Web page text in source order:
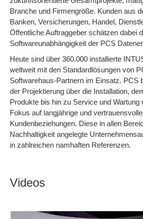
Branche und Firmengröße. Kunden aus
Banken, Versicherungen, Handel,
Öffentliche Auftraggeber schätzen dabei
Softwareunabhängigkeit der PCS
Heute sind über 360.000 installierte
weltweit mit den Standardlösungen von
Softwarehaus-Partnern im Einsatz. PCS
der Projektierung über die Installation,
Produkte bis hin zu Service und Wartung
Fokus auf langjährige und vertrauensvolle
Kundenbeziehungen. Diese in allen
Nachhaltigkeit angelegte
in zahlreichen namhaften Referenzen.
Videos